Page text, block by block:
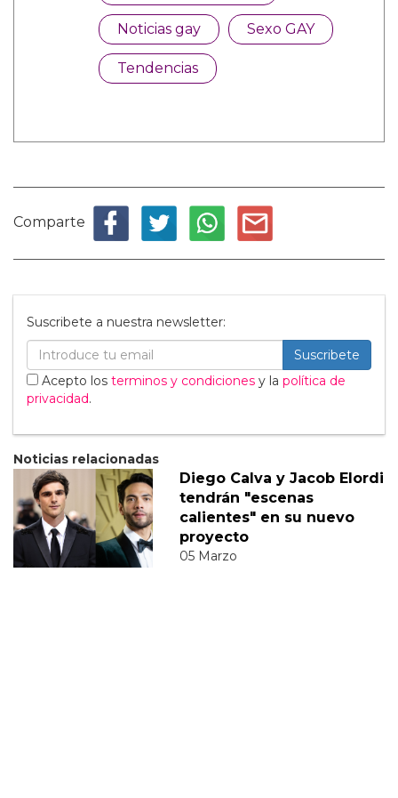
Noticias gay Sexo GAY
Tendencias
Comparte
Suscribete a nuestra newsletter:
Suscribete
Acepto los terminos y condiciones y la política de
privacidad.
Noticias relacionadas
Diego Calva y Jacob Elordi
tendrán "escenas
calientes" en su nuevo
proyecto
05 Marzo